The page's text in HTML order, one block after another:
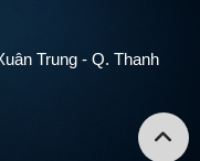
Trung - Q. Thanh